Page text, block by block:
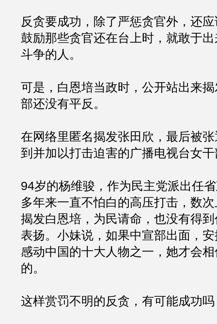
反贪要成功，除了严惩贪官外，还
鼓励那些贪官还在台上时，就敢于
斗争的人。
可是，白恩培当政时，公开站出来
部还没有平反。
在网络里匿名揭发张田欣，最后被
到并加以打击迫害的广播电视台女
94岁的杨维骏，作为民主党派出任
多年来一直不怕白的高压打击，数
揭发白恩培，为民请命，也没有得
表扬。小妹说，如果中宣部出面，
感动中国的十大人物之一，她才会
的。
这样赏罚不明的反贪，有可能成功